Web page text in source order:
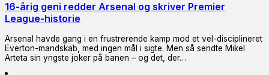
16-årig geni redder Arsenal og skriver Premier
League-historie
Arsenal havde gang i en frustrerende kamp mod et vel-disciplineret
Everton-mandskab, med ingen mål i sigte. Men så sendte Mikel
Arteta sin yngste joker på banen – og det, der…